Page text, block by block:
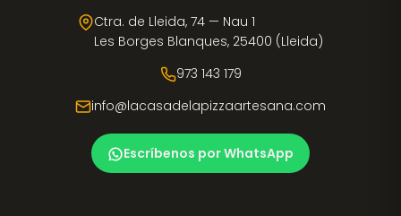
Ctra. de Lleida, 74 — Nau 1
Les Borges Blanques, 25400 (Lleida)
973 143 179
info@lacasadelapizzaartesana.com
Escríbenos por WhatsApp